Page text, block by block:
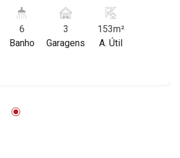
deste imóvel que a Martinelli
para você: - 153m² de
- Sala 2 ambientes - Lavabo -
Avenida João Fiúsa, 1051 - Alto da
6
Banho
3
Garagens
153m²
A. Útil